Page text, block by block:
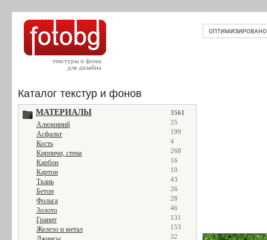
текстуры и фоны
для дизайна
Каталог текстур и фонов
МАТЕРИАЛЫ 3561
Алюминий 25
Асфальт 199
Кость 4
Кирпичи, стена 268
Карбон 16
Картон 10
Ткань 43
Бетон 26
Фольга 28
Золото 46
Гранит 131
Железо и метал 153
32